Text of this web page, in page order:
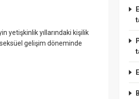
yetişkinlik yıllarındaki kişilik
gelişim döneminde